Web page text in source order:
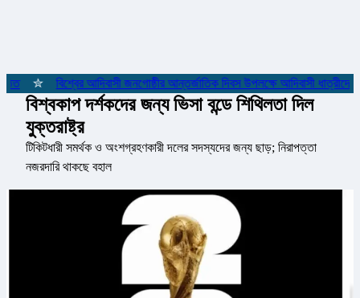
✮ বিশ্বের আদিবাসী জনগোষ্ঠীর আন্তর্জাতিক দিবস উপলক্ষে আদিবাসী ধাত্রীদের
বিশ্বকাপ দর্শকদের জন্য ভিসা বন্ডে শিথিলতা দিল
যুক্তরাষ্ট্র
টিকিটধারী সমর্থক ও অংশগ্রহণকারী দলের সদস্যদের জন্য ছাড়; নিরাপত্তা
নজরদারি থাকছে বহাল